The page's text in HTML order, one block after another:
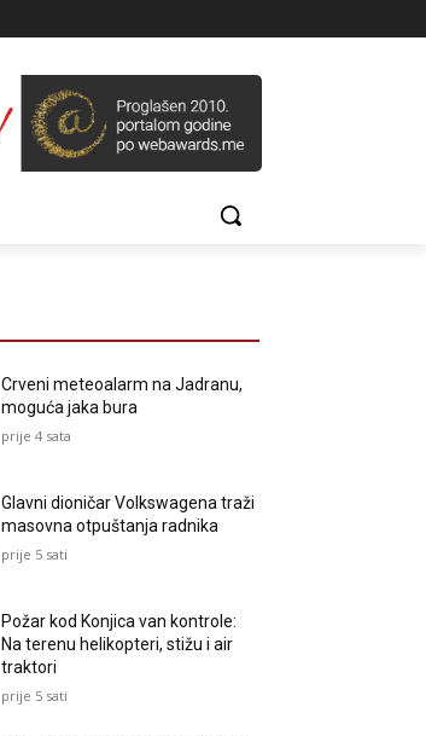
Crveni meteoalarm na Jadranu,
moguća jaka bura
prije 4 sata
Glavni dioničar Volkswagena traži
masovna otpuštanja radnika
prije 5 sati
Požar kod Konjica van kontrole:
Na terenu helikopteri, stižu i air
traktori
prije 5 sati